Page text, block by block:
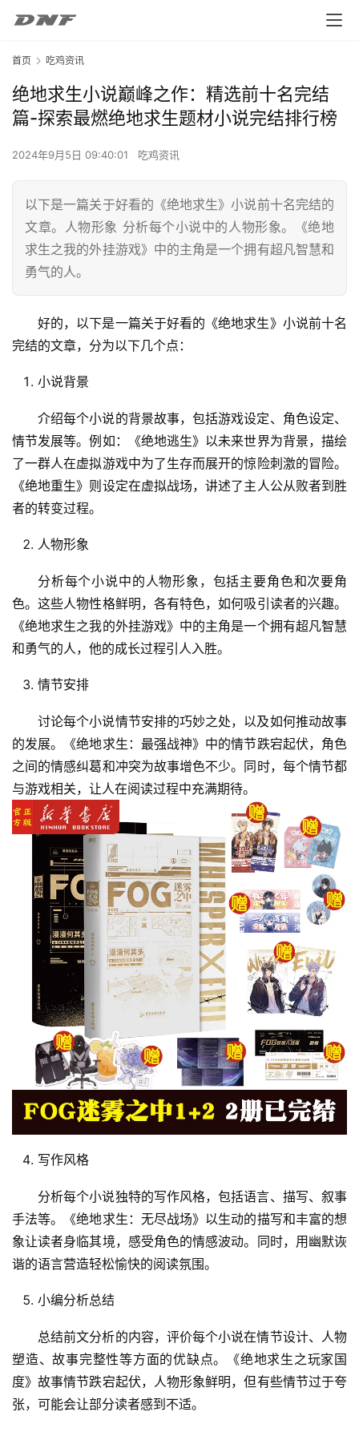
首页 吃鸡资讯
绝地求生小说巅峰之作：精选前十名完结
篇-探索最燃绝地求生题材小说完结排行榜
2024年9月5日 09:40:01 吃鸡资讯
以下是一篇关于好看的《绝地求生》小说前十名完结的
文章。人物形象 分析每个小说中的人物形象。《绝地
求生之我的外挂游戏》中的主角是一个拥有超凡智慧和
勇气的人。
好的，以下是一篇关于好看的《绝地求生》小说前十名
完结的文章，分为以下几个点：
小说背景
介绍每个小说的背景故事，包括游戏设定、角色设定、
情节发展等。例如：《绝地逃生》以未来世界为背景，描绘
了一群人在虚拟游戏中为了生存而展开的惊险刺激的冒险。
《绝地重生》则设定在虚拟战场，讲述了主人公从败者到胜
者的转变过程。
人物形象
分析每个小说中的人物形象，包括主要角色和次要角
色。这些人物性格鲜明，各有特色，如何吸引读者的兴趣。
《绝地求生之我的外挂游戏》中的主角是一个拥有超凡智慧
和勇气的人，他的成长过程引人入胜。
情节安排
讨论每个小说情节安排的巧妙之处，以及如何推动故事
的发展。《绝地求生：最强战神》中的情节跌宕起伏，角色
之间的情感纠葛和冲突为故事增色不少。同时，每个情节都
与游戏相关，让人在阅读过程中充满期待。
写作风格
分析每个小说独特的写作风格，包括语言、描写、叙事
手法等。《绝地求生：无尽战场》以生动的描写和丰富的想
象让读者身临其境，感受角色的情感波动。同时，用幽默诙
谐的语言营造轻松愉快的阅读氛围。
小编分析总结
总结前文分析的内容，评价每个小说在情节设计、人物
塑造、故事完整性等方面的优缺点。《绝地求生之玩家国
度》故事情节跌宕起伏，人物形象鲜明，但有些情节过于夸
张，可能会让部分读者感到不适。